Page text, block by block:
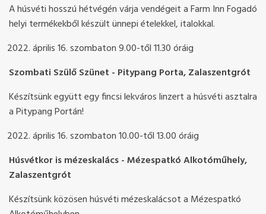
A húsvéti hosszú hétvégén várja vendégeit a Farm Inn Fogadó
helyi termékekből készült ünnepi ételekkel, italokkal.
április 16. szombaton 9.00-től 11.30 óráig
Szombati Szülő Szünet - Pitypang Porta, Zalaszentgrót
Készítsünk együtt egy fincsi lekváros linzert a húsvéti asztalra
a Pitypang Portán!
április 16. szombaton 10.00-től 13.00 óráig
Húsvétkor is mézeskalács - Mézespatkó Alkotóműhely,
Zalaszentgrót
Készítsünk közösen húsvéti mézeskalácsot a Mézespatkó